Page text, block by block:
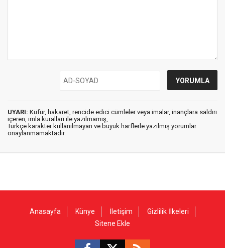
UYARI: Küfür, hakaret, rencide edici cümleler veya imalar, inançlara saldırı
içeren, imla kuralları ile yazılmamış,
Türkçe karakter kullanılmayan ve büyük harflerle yazılmış yorumlar
onaylanmamaktadır.
Anasayfa Künye İletişim
Gizlilik İlkeleri
Sitene Ekle